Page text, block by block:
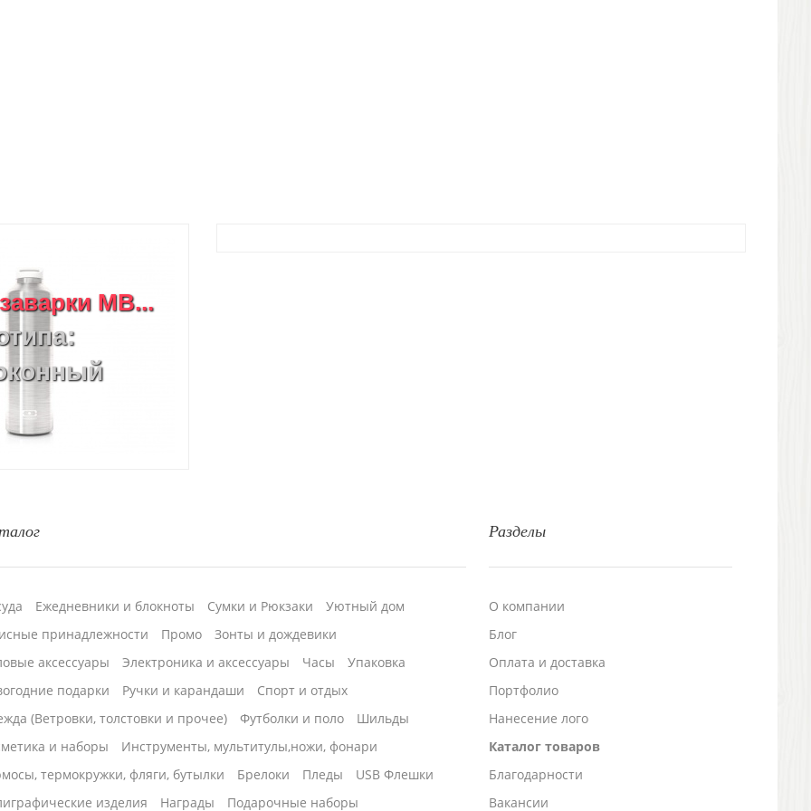
MB...
Разделы
О компании
Блог
Оплата и доставка
Портфолио
Нанесение лого
Каталог товаров
Благодарности
Вакансии
Ежедневники и блокноты Сумки и Рюкзаки
Уютный дом
принадлежности
Промо
Зонты и дождевики
аксессуары
Электроника и аксессуары Часы
Упаковка
подарки
Ручки и карандаши
Спорт и отдых
(Ветровки, толстовки и прочее)
Футболки и поло
Шильды
и наборы
Инструменты, мультитулы,ножи, фонари
термокружки, фляги, бутылки
Брелоки Пледы
USB Флешки
изделия
Награды Подарочные наборы